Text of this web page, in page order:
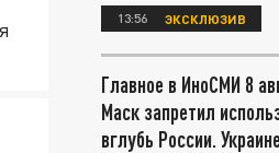
13:56 ЭКСКЛЮЗИВ
Главное в ИноСМИ 8
Маск запретил
вглубь России.